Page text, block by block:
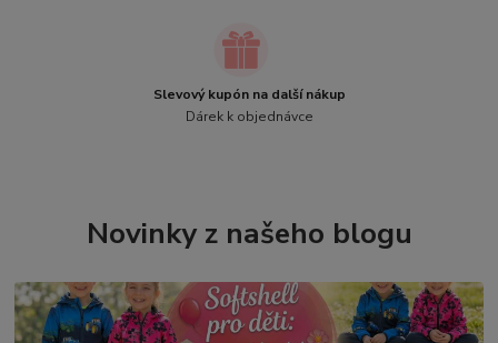
Slevový kupón na další nákup
Dárek k objednávce
Novinky z našeho blogu